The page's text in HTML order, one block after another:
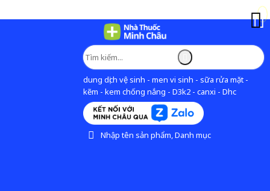
dung dịch vệ sinh - men vi sinh - sữa rửa mặt -
kẽm - kem chống nắng - D3k2 - canxi - Dhc
Nhập tên sản phẩm, Danh mục